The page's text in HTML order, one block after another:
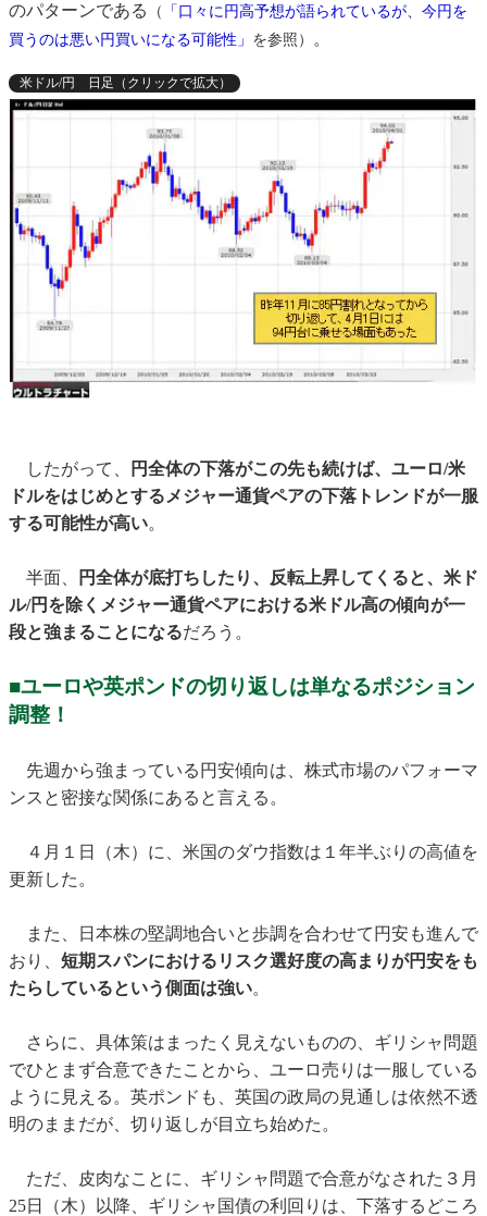
のパターンである
（
「口々に円高予想が語られているが、今円を
買うのは悪い円買いになる可能性」 を参照） 。
米ドル/円 日足（クリックで拡大）
したがって、
円全体の下落がこの先も続けば、ユーロ/米
ドルをはじめとするメジャー通貨ペアの下落トレンドが一服
する可能性が高い。
半面、
円全体が底打ちしたり、反転上昇してくると、米ド
ル/円を除くメジャー通貨ペアにおける米ドル高の傾向が一
段と強まることになるだろう。
■ユーロや英ポンドの切り返しは単なるポジション
調整！
先週から強まっている円安傾向は、株式市場のパフォーマ
ンスと密接な関係にあると言える。
４月１日（木）に、米国のダウ指数は１年半ぶりの高値を
更新した。
また、日本株の堅調地合いと歩調を合わせて円安も進んで
おり、 短期スパンにおけるリスク選好度の高まりが円安をも
たらしているという側面は強い。
さらに、具体策はまったく見えないものの、ギリシャ問題
でひとまず合意できたことから、ユーロ売りは一服している
ように見える。英ポンドも、英国の政局の見通しは依然不透
明のままだが、切り返しが目立ち始めた。
ただ、皮肉なことに、ギリシャ問題で合意がなされた３月
25日（木）以降、ギリシャ国債の利回りは、下落するどころ